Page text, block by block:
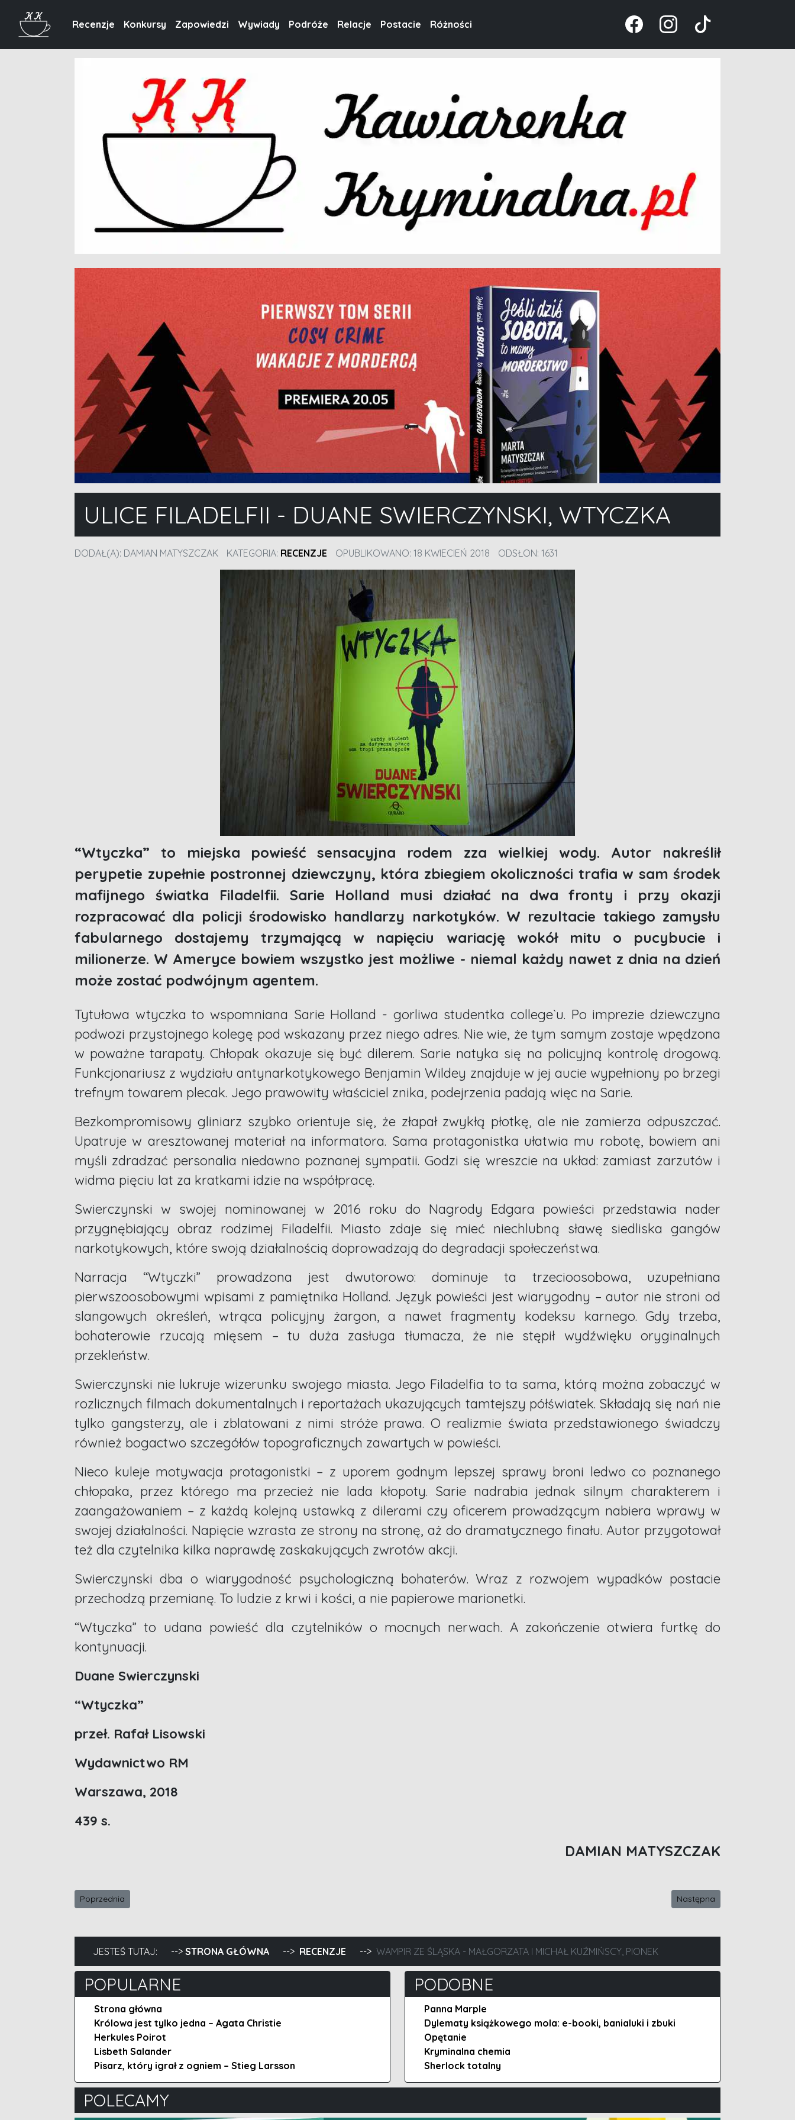
Recenzje Konkursy Zapowiedzi Wywiady Podróże Relacje Postacie Różności
ULICE FILADELFII - DUANE SWIERCZYNSKI, WTYCZKA
DODAŁ(A): DAMIAN MATYSZCZAK KATEGORIA: RECENZJE OPUBLIKOWANO: 18 KWIECIEŃ 2018 ODSŁON: 1631
“Wtyczka” to miejska powieść sensacyjna rodem zza wielkiej wody. Autor nakreślił
perypetie zupełnie postronnej dziewczyny, która zbiegiem okoliczności trafia w sam środek
mafijnego światka Filadelfii. Sarie Holland musi działać na dwa fronty i przy okazji
rozpracować dla policji środowisko handlarzy narkotyków. W rezultacie takiego zamysłu
fabularnego dostajemy trzymającą w napięciu wariację wokół mitu o pucybucie i
milionerze. W Ameryce bowiem wszystko jest możliwe - niemal każdy nawet z dnia na dzień
może zostać podwójnym agentem.
Tytułowa wtyczka to wspomniana Sarie Holland - gorliwa studentka college`u. Po imprezie dziewczyna
podwozi przystojnego kolegę pod wskazany przez niego adres. Nie wie, że tym samym zostaje wpędzona
w poważne tarapaty. Chłopak okazuje się być dilerem. Sarie natyka się na policyjną kontrolę drogową.
Funkcjonariusz z wydziału antynarkotykowego Benjamin Wildey znajduje w jej aucie wypełniony po brzegi
trefnym towarem plecak. Jego prawowity właściciel znika, podejrzenia padają więc na Sarie.
Bezkompromisowy gliniarz szybko orientuje się, że złapał zwykłą płotkę, ale nie zamierza odpuszczać.
Upatruje w aresztowanej materiał na informatora. Sama protagonistka ułatwia mu robotę, bowiem ani
myśli zdradzać personalia niedawno poznanej sympatii. Godzi się wreszcie na układ: zamiast zarzutów i
widma pięciu lat za kratkami idzie na współpracę.
Swierczynski w swojej nominowanej w 2016 roku do Nagrody Edgara powieści przedstawia nader
przygnębiający obraz rodzimej Filadelfii. Miasto zdaje się mieć niechlubną sławę siedliska gangów
narkotykowych, które swoją działalnością doprowadzają do degradacji społeczeństwa.
Narracja “Wtyczki” prowadzona jest dwutorowo: dominuje ta trzecioosobowa, uzupełniana
pierwszoosobowymi wpisami z pamiętnika Holland. Język powieści jest wiarygodny – autor nie stroni od
slangowych określeń, wtrąca policyjny żargon, a nawet fragmenty kodeksu karnego. Gdy trzeba,
bohaterowie rzucają mięsem – tu duża zasługa tłumacza, że nie stępił wydźwięku oryginalnych
przekleństw.
Swierczynski nie lukruje wizerunku swojego miasta. Jego Filadelfia to ta sama, którą można zobaczyć w
rozlicznych filmach dokumentalnych i reportażach ukazujących tamtejszy półświatek. Składają się nań nie
tylko gangsterzy, ale i zblatowani z nimi stróże prawa. O realizmie świata przedstawionego świadczy
również bogactwo szczegółów topograficznych zawartych w powieści.
Nieco kuleje motywacja protagonistki – z uporem godnym lepszej sprawy broni ledwo co poznanego
chłopaka, przez którego ma przecież nie lada kłopoty. Sarie nadrabia jednak silnym charakterem i
zaangażowaniem – z każdą kolejną ustawką z dilerami czy oficerem prowadzącym nabiera wprawy w
swojej działalności. Napięcie wzrasta ze strony na stronę, aż do dramatycznego finału. Autor przygotował
też dla czytelnika kilka naprawdę zaskakujących zwrotów akcji.
Swierczynski dba o wiarygodność psychologiczną bohaterów. Wraz z rozwojem wypadków postacie
przechodzą przemianę. To ludzie z krwi i kości, a nie papierowe marionetki.
“Wtyczka” to udana powieść dla czytelników o mocnych nerwach. A zakończenie otwiera furtkę do
kontynuacji.
Duane Swierczynski
“Wtyczka”
przeł. Rafał Lisowski
Wydawnictwo RM
Warszawa, 2018
439 s.
DAMIAN MATYSZCZAK
Poprzednia strona: Kryminalny Tarnobrzeg - Ewelina Dyda, Przychodzę nie w porę
Poprzednia Następna strona: Na
Następna
JESTEŚ TUTAJ: STRONA GŁÓWNA RECENZJE WAMPIR ZE ŚLĄSKA - MAŁGORZATA I MICHAŁ KUŹMIŃSCY, PIONEK
POPULARNE
Strona główna
Królowa jest tylko jedna – Agata Christie
Herkules Poirot
Lisbeth Salander
Pisarz, który igrał z ogniem – Stieg Larsson
PODOBNE
Panna Marple
Dylematy książkowego mola: e-booki, banialuki i zbuki
Opętanie
Kryminalna chemia
Sherlock totalny
POLECAMY